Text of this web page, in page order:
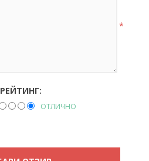
*
РЕЙТИНГ:
ОТЛИЧНО